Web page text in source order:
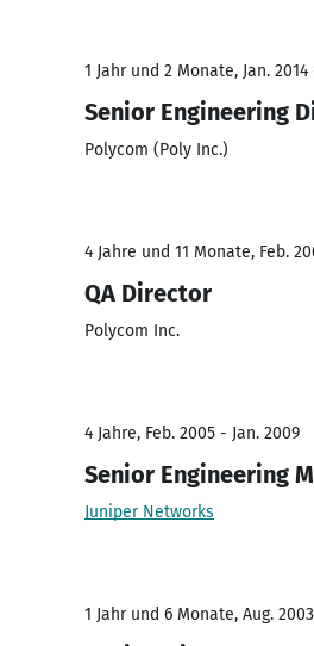
1 Jahr und 2 Monate, Jan. 2014
Senior Engineering
Polycom (Poly Inc.)
4 Jahre und 11 Monate, Feb.
QA Director
Polycom Inc.
4 Jahre, Feb. 2005 - Jan. 2009
Senior Engineering
Juniper Networks
1 Jahr und 6 Monate, Aug.